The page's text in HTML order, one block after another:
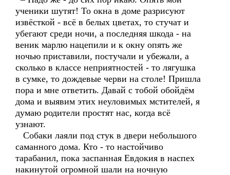
ученики шутят! То окна в доме разрисуют
извёсткой - всё в белых цветах, то стучат и
убегают среди ночи, а последняя шкода - на
веник марлю нацепили и к окну опять же
ночью приставили, постучали и убежали, а
сколько в классе неприятностей - то лягушка
в сумке, то дождевые черви на столе! Пришла
пора и мне ответить. Давай с тобой обойдём
дома и выявим этих неуловимых мстителей, я
думаю родители простят нас, когда всё
узнают.
Собаки лаяли под стук в двери небольшого
саманного дома. Кто - то настойчиво
тарабанил, пока заспанная Евдокия в наспех
накинутой огромной шали на ночную